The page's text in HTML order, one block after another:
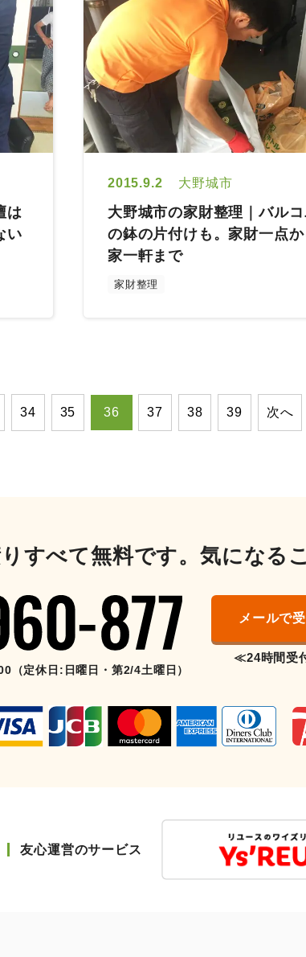
は
い
2015.9.2 大野城市
大野城市の家財整理｜バル
の鉢の片付けも。家財一点
家一軒まで
家財整理
34 35 36 37 38 39 次へ
すべて無料です。気になる
（定休日:日曜日・第2/4土曜日）
メールで
≪24時間受
友心運営のサービス